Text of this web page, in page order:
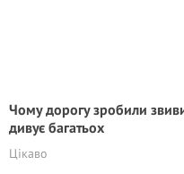
Чому дорогу зробили
дивує багатьох
Цікаво